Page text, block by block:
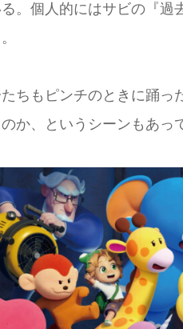
。個⼈的にはサビの『過
たちもピンチのときに踊
か、というシーンもあっ